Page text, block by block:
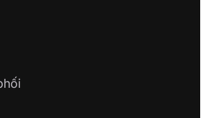
Bàng, TP. Hải Phòng
TNHH SMARTHOME THÁI
- CHI NHÁNH BẮC KẠN
Tháng 8, Trưng Vương,
Thái Nguyên, Thái Nguyên, Việt